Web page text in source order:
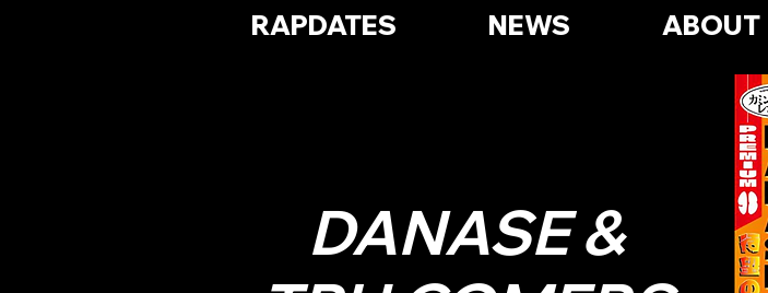
RAPDATES NEWS ABOUT
DANASE &